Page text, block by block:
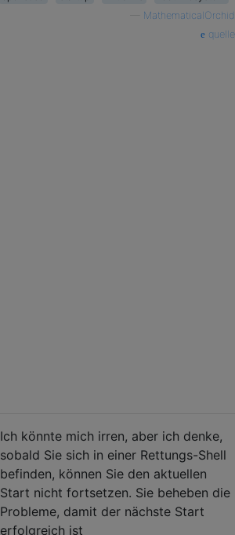
MathematicalOrchid
quelle
Ich könnte mich irren, aber ich denke,
sobald Sie sich in einer Rettungs-Shell
befinden, können Sie den aktuellen
Start nicht fortsetzen. Sie beheben die
Probleme, damit der nächste Start
erfolgreich ist